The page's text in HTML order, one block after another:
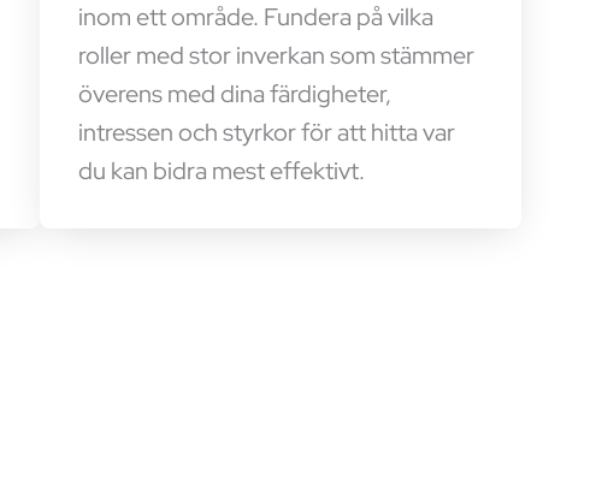
inom ett område. Fundera på vilka
roller med stor inverkan som stämmer
överens med dina färdigheter,
intressen och styrkor för att hitta var
du kan bidra mest effektivt.